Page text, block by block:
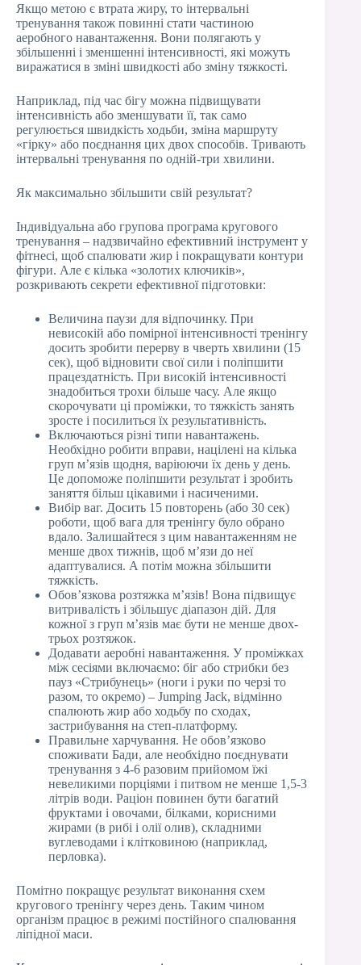
Якщо метою є втрата жиру, то інтервальні
тренування також повинні стати частиною
аеробного навантаження. Вони полягають у
збільшенні і зменшенні інтенсивності, які можуть
виражатися в зміні швидкості або зміну тяжкості.
Наприклад, під час бігу можна підвищувати
інтенсивність або зменшувати її, так само
регулюється швидкість ходьби, зміна маршруту
«гірку» або поєднання цих двох способів. Тривають
інтервальні тренування по одній-три хвилини.
Як максимально збільшити свій результат?
Індивідуальна або групова програма кругового
тренування – надзвичайно ефективний інструмент у
фітнесі, щоб спалювати жир і покращувати контури
фігури. Але є кілька «золотих ключиків»,
розкривають секрети ефективної підготовки:
Величина паузи для відпочинку. При
невисокій або помірної інтенсивності тренінгу
досить зробити перерву в чверть хвилини (15
сек), щоб відновити свої сили і поліпшити
працездатність. При високій інтенсивності
знадобиться трохи більше часу. Але якщо
скорочувати ці проміжки, то тяжкість занять
зросте і посилиться їх результативність.
Включаються різні типи навантажень.
Необхідно робити вправи, націлені на кілька
груп м’язів щодня, варіюючи їх день у день.
Це допоможе поліпшити результат і зробить
заняття більш цікавими і насиченими.
Вибір ваг. Досить 15 повторень (або 30 сек)
роботи, щоб вага для тренінгу було обрано
вдало. Залишайтеся з цим навантаженням не
менше двох тижнів, щоб м’язи до неї
адаптувалися. А потім можна збільшити
тяжкість.
Обов’язкова розтяжка м’язів! Вона підвищує
витривалість і збільшує діапазон дій. Для
кожної з груп м’язів має бути не менше двох-
трьох розтяжок.
Додавати аеробні навантаження. У проміжках
між сесіями включаємо: біг або стрибки без
пауз «Стрибунець» (ноги і руки по черзі то
разом, то окремо) – Jumping Jack, відмінно
спалюють жир або ходьбу по сходах,
застрибування на степ-платформу.
Правильне харчування. Не обов’язково
споживати Бади, але необхідно поєднувати
тренування з 4-6 разовим прийомом їжі
невеликими порціями і питвом не менше 1,5-3
літрів води. Раціон повинен бути багатий
фруктами і овочами, білками, корисними
жирами (в рибі і олії олив), складними
вуглеводами і клітковиною (наприклад,
перловка).
Помітно покращує результат виконання схем
кругового тренінгу через день. Таким чином
організм працює в режимі постійного спалювання
ліпідної маси.